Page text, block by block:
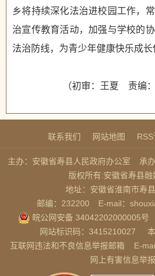
乡将持续深化法治进校园工作，
治宣传教育活动，加强与学校的
法治防线，为青少年健康快乐成长
（初审：王夏 责编
联系我们 网站地图 RSS
主办：安徽省寿县人民政府办公室
承
版权所有:安徽省寿县融
地址：安徽省淮南市寿
邮编：232200
E-mail：
皖公网安备 34042202000005号
网站标识码：3415210027
互联网违法和不良信息举报邮箱
E-
网上有害信息举